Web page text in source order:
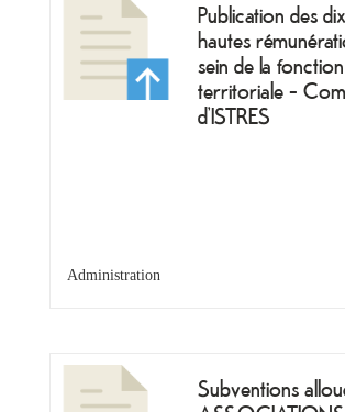
Publication des
hautes
sein de la
territoriale -
d’ISTRES
Administration
Subventions